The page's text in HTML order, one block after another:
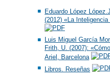
Eduardo López
(2012) «La
Luis Miguel García
Frith, U. (2007):
Ariel, Barcelona
Libros. Reseñas